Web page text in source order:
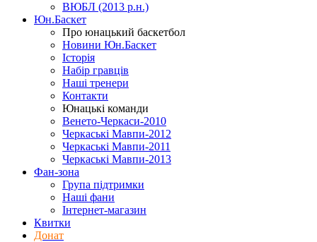
ВЮБЛ (2013 р.н.)
Юн.Баскет
Про юнацький баскетбол
Новини Юн.Баскет
Історія
Набір гравців
Наші тренери
Контакти
Юнацькі команди
Венето-Черкаси-2010
Черкаські Мавпи-2012
Черкаські Мавпи-2011
Черкаські Мавпи-2013
Фан-зона
Група підтримки
Наші фани
Інтернет-магазин
Квитки
Донат